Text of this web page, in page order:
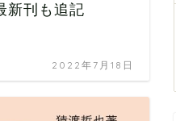
新刊も追記
2022年7月18日